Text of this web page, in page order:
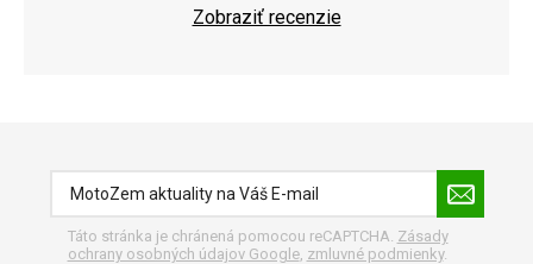
Zobraziť recenzie
Táto stránka je chránená pomocou reCAPTCHA. Zásady
ochrany osobných údajov Google, zmluvné podmienky.